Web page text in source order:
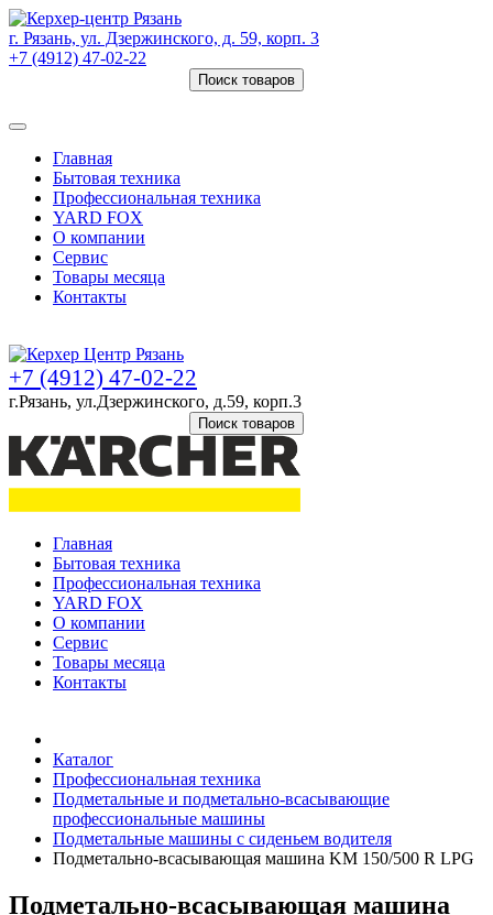
г. Рязань, ул. Дзержинского, д. 59, корп. 3
+7 (4912) 47-02-22
Поиск товаров
Главная
Бытовая техника
Профессиональная техника
YARD FOX
О компании
Сервис
Товары месяца
Контакты
+7 (4912) 47-02-22
г.Рязань, ул.Дзержинского, д.59, корп.3
Поиск товаров
Главная
Бытовая техника
Профессиональная техника
YARD FOX
О компании
Сервис
Товары месяца
Контакты
Каталог
Профессиональная техника
Подметальные и подметально-всасывающие
профессиональные машины
Подметальные машины с сиденьем водителя
Подметально-всасывающая машина KM 150/500 R LPG
Подметально-всасывающая машина